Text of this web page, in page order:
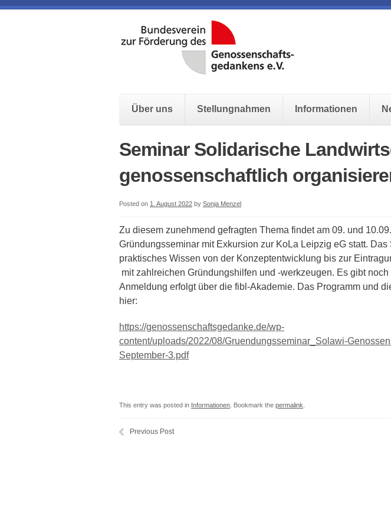
Über uns Stellungnahmen Informationen
Seminar Solidarische
genossenschaftlich
Posted on 1. August 2022 by Sonja Menzel
Zu diesem zunehmend gefragten Thema findet am 09. und
Gründungsseminar mit Exkursion zur KoLa Leipzig eG statt. Das
praktisches Wissen von der Konzeptentwicklung bis zur
mit zahlreichen Gründungshilfen und -werkzeugen. Es gibt
Anmeldung erfolgt über die fibl-Akademie. Das Programm und
hier:
https://genossenschaftsgedanke.de/wp-
content/uploads/2022/08/Gruendungsseminar_Solawi-
September-3.pdf
This entry was posted in Informationen . Bookmark the permalink
Previous Post